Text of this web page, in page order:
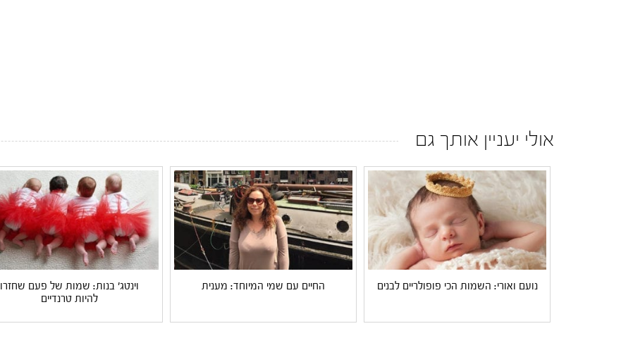
אולי יעניין אותך גם
נועם ואורי: השמות הכי פופולריים לבנים החיים עם שמי המיוחד: מענית
וינטג' בנות: שמות של פעם שחזרו
להיות טרנדיים